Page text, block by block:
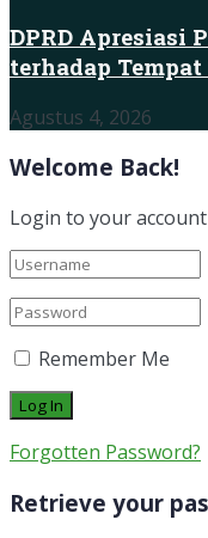
DPRD Apresiasi
terhadap
Agustus 4, 2026
Welcome Back!
Login to your
Remember Me
Forgotten Password?
Retrieve your